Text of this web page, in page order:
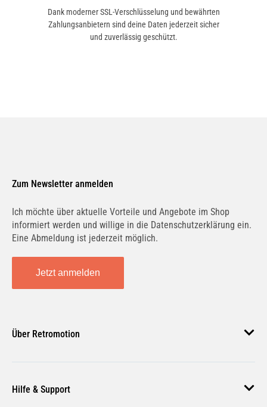
Dank moderner SSL-Verschlüsselung und bewährten
Zahlungsanbietern sind deine Daten jederzeit sicher
und zuverlässig geschützt.
Zum Newsletter anmelden
Ich möchte über aktuelle Vorteile und Angebote im Shop
informiert werden und willige in die Datenschutzerklärung ein.
Eine Abmeldung ist jederzeit möglich.
Jetzt anmelden
Über Retromotion
Unsere Jobs
Hilfe & Support